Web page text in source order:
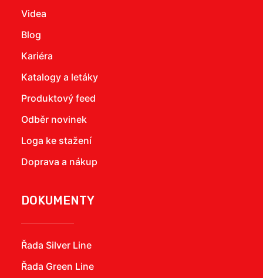
Videa
Blog
Kariéra
Katalogy a letáky
Produktový feed
Odběr novinek
Loga ke stažení
Doprava a nákup
DOKUMENTY
Řada Silver Line
Řada Green Line